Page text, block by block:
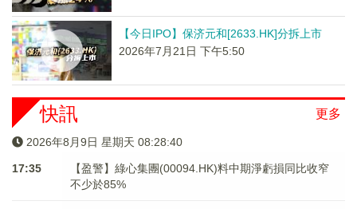
【今日IPO】保济元和[2633.HK]分拆上市
2026年7月21日 下午5:50
更多
快訊
2026年8月9日 星期天 08:28:40
17:35
【盈警】綠心集團(00094.HK)料中期淨虧損同比收窄
不少於85%